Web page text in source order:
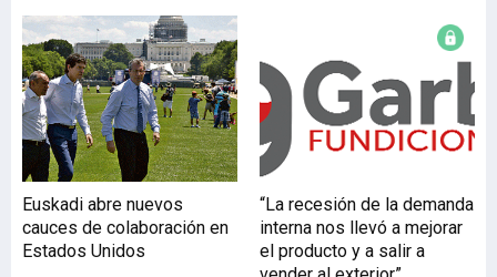
También se valorarán en
mayor medida las
solicitudes para convertir
contratos temporales en
indefinidos a jornada
completa frente a los
parcial. Cada empresa o
persona autónoma
interesada en esta línea de
Euskadi abre nuevos
cauces de colaboración en
Estados Unidos
“La recesión de la demanda
interna nos llevó a mejorar
el producto y a salir a